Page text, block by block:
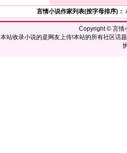
言情小说作家列表(按字母排序)：
Copyright © 言情
本站收录小说的是网友上传!本站的所有社区话